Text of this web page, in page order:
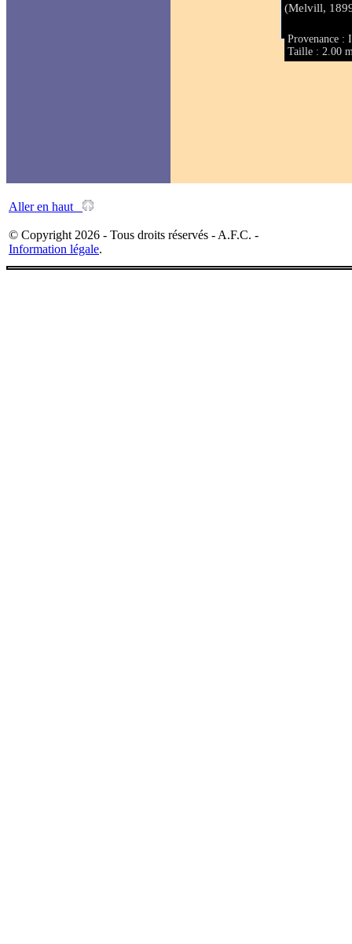
(Melvill,
Provenance :
Taille : 2.00
Aller en haut
© Copyright 2026 - Tous droits réservés - A.F.C. -
Information légale.